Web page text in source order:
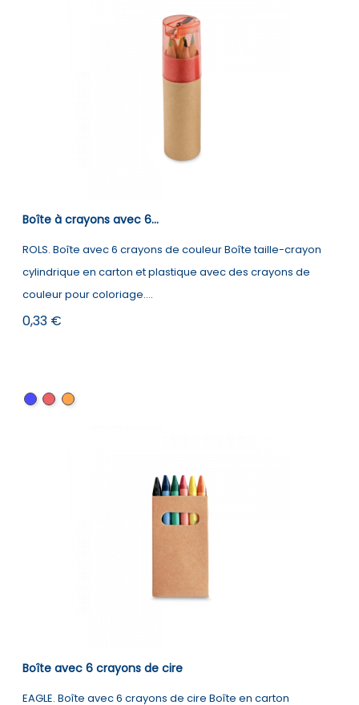
Boîte à crayons avec 6...
ROLS. Boîte avec 6 crayons de couleur Boîte taille-crayon
cylindrique en carton et plastique avec des crayons de
couleur pour coloriage....
Prix
0,33 €
BleuRougeOrange
Boîte avec 6 crayons de cire
EAGLE. Boîte avec 6 crayons de cire Boîte en carton